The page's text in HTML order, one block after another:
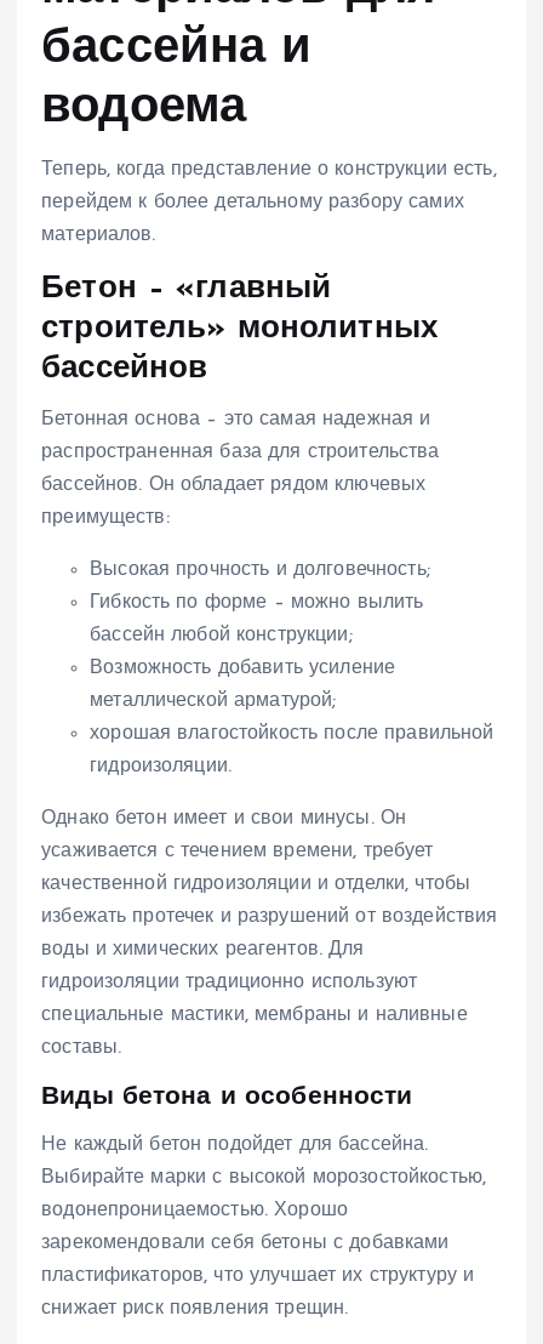
бассейна и
водоема
Теперь, когда представление о конструкции есть,
перейдем к более детальному разбору самих
материалов.
Бетон – «главный
строитель» монолитных
бассейнов
Бетонная основа – это самая надежная и
распространенная база для строительства
бассейнов. Он обладает рядом ключевых
преимуществ:
Высокая прочность и долговечность;
Гибкость по форме – можно вылить
бассейн любой конструкции;
Возможность добавить усиление
металлической арматурой;
хорошая влагостойкость после правильной
гидроизоляции.
Однако бетон имеет и свои минусы. Он
усаживается с течением времени, требует
качественной гидроизоляции и отделки, чтобы
избежать протечек и разрушений от воздействия
воды и химических реагентов. Для
гидроизоляции традиционно используют
специальные мастики, мембраны и наливные
составы.
Виды бетона и особенности
Не каждый бетон подойдет для бассейна.
Выбирайте марки с высокой морозостойкостью,
водонепроницаемостью. Хорошо
зарекомендовали себя бетоны с добавками
пластификаторов, что улучшает их структуру и
снижает риск появления трещин.